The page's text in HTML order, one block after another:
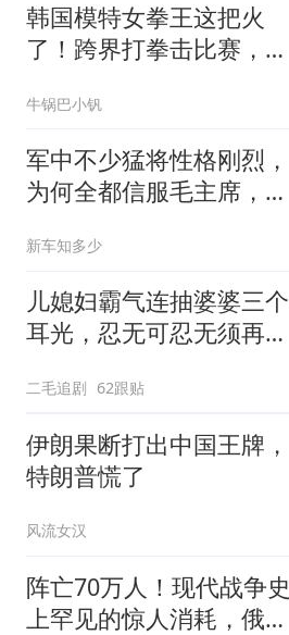
韩国模特女拳王这把火
了！跨界打拳击比赛，低
牛锅巴小钒
军中不少猛将性格刚烈，
为何全都信服毛主席，这
新车知多少
儿媳妇霸气连抽婆婆三个
耳光，忍无可忍无须再
二毛追剧 62跟贴
伊朗果断打出中国王牌，
特朗普慌了
风流女汉
阵亡70万人！现代战争史
上罕见的惊人消耗，俄军